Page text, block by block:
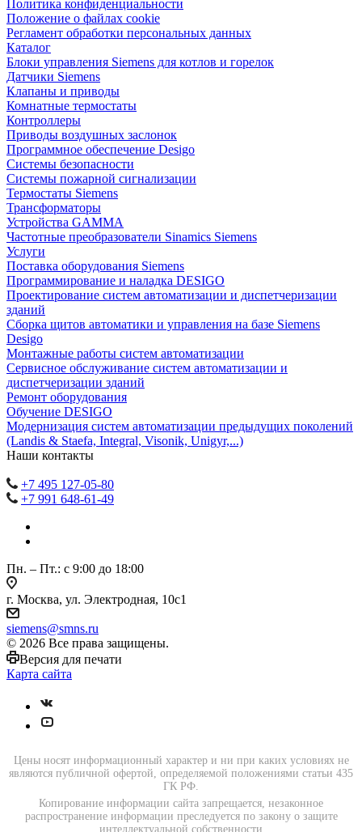
Политика конфиденциальности
Положение о файлах cookie
Регламент обработки персональных данных
Каталог
Блоки управления Siemens для котлов и горелок
Датчики Siemens
Клапаны и приводы
Комнатные термостаты
Контроллеры
Приводы воздушных заслонок
Программное обеспечение Desigo
Системы безопасности
Системы пожарной сигнализации
Термостаты Siemens
Трансформаторы
Устройства GAMMA
Частотные преобразователи Sinamics Siemens
Услуги
Поставка оборудования Siemens
Программирование и наладка DESIGO
Проектирование систем автоматизации и диспетчеризации
зданий
Сборка щитов автоматики и управления на базе Siemens
Desigo
Монтажные работы систем автоматизации
Сервисное обслуживание систем автоматизации и
диспетчеризации зданий
Ремонт оборудования
Обучение DESIGO
Модернизация систем автоматизации предыдущих поколений
(Landis & Staefa, Integral, Visonik, Unigyr,...)
Наши контакты
+7 495 127-05-80
+7 991 648-61-49
Пн. – Пт.: с 9:00 до 18:00
г. Москва, ул. Электродная, 10с1
siemens@smns.ru
© 2026 Все права защищены.
Версия для печати
Карта сайта
Цены носят информационный характер и ни при каких условиях не
являются публичной офертой, определяемой положениями статьи 435
ГК РФ.
Копирование информации сайта запрещается, незаконное
распространение информации преследуется по закону о защите
интеллектуальной собственности